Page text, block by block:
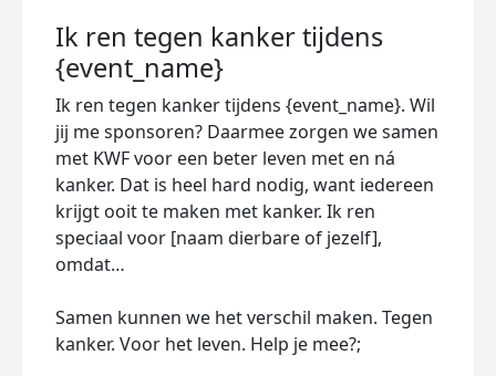
Ik ren tegen kanker tijdens
{event_name}
Ik ren tegen kanker tijdens {event_name}. Wil
jij me sponsoren? Daarmee zorgen we samen
met KWF voor een beter leven met en ná
kanker. Dat is heel hard nodig, want iedereen
krijgt ooit te maken met kanker. Ik ren
speciaal voor [naam dierbare of jezelf],
omdat…
Samen kunnen we het verschil maken. Tegen
kanker. Voor het leven. Help je mee?;